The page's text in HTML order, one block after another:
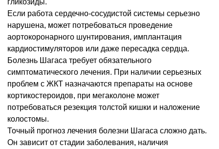
Если работа сердечно-сосудистой системы серьезно
нарушена, может потребоваться проведение
аортокоронарного шунтирования, имплантация
кардиостимуляторов или даже пересадка сердца.
Болезнь Шагаса требует обязательного
симптоматического лечения. При наличии серьезных
проблем с ЖКТ назначаются препараты на основе
кортикостероидов, при мегаколоне может
потребоваться резекция толстой кишки и наложение
колостомы.
Точный прогноз лечения болезни Шагаса сложно дать.
Он зависит от стадии заболевания, наличия